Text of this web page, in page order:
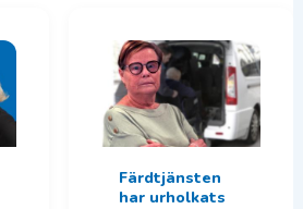
Färdtjänsten
har urholkats